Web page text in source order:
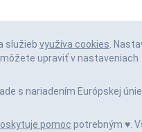
služieb využíva cookies.
upraviť v nastaveniach
s nariadením Európskej únie
pomoc potrebným ♥️.